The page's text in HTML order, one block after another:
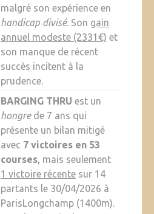
malgré son expérience en
handicap divisé. Son gain
annuel modeste (2331€) et
son manque de récent
succès incitent à la
prudence.
BARGING THRU est un
hongrede 7 ans qui
présente un bilan mitigé
avec 7 victoires en 53
courses, mais seulement
1 victoire récentesur 14
partants le 30/04/2026 à
ParisLongchamp (1400m).